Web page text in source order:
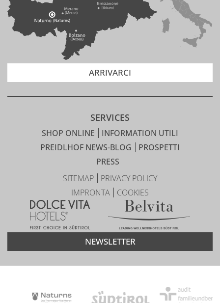
ARRIVARCI
SERVICES
SHOP ONLINE
INFORMATION UTILI
PREIDLHOF NEWS-BLOG
PROSPETTI
PRESS
SITEMAP
PRIVACY POLICY
IMPRONTA
COOKIES
NEWSLETTER